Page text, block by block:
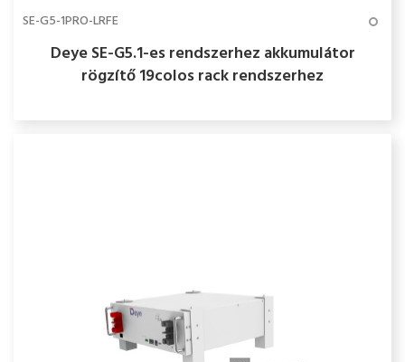
SE-G5-1PRO-LRFE
Deye SE-G5.1-es rendszerhez akkumulátor
rögzítő 19colos rack rendszerhez